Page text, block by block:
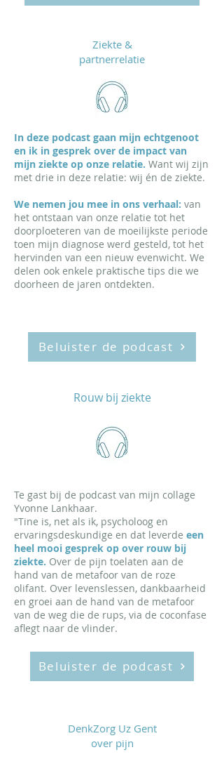
Ziekte &
partnerrelatie
In deze podcast gaan mijn echtgenoot
en ik in gesprek over de impact van
mijn ziekte op onze relatie. Want wij zijn
met drie in deze relatie: wij én de ziekte.
We nemen jou mee in ons verhaal: van
het ontstaan van onze relatie tot het
doorploeteren van de moeilijkste periode
toen mijn diagnose werd gesteld, tot het
hervinden van een nieuw evenwicht. We
delen ook enkele praktische tips die we
doorheen de jaren ontdekten.
Beluister de podcast
Rouw bij ziekte
Te gast bij de podcast van mijn collage
Yvonne Lankhaar.
"Tine is, net als ik, psycholoog en
ervaringsdeskundige en dat leverde een
heel mooi gesprek op over rouw bij
ziekte. Over de pijn toelaten aan de
hand van de metafoor van de roze
olifant. Over levenslessen, dankbaarheid
en groei aan de hand van de metafoor
van de weg die de rups, via de coconfase
aflegt naar de vlinder.
Beluister de podcast
DenkZorg Uz Gent
over pijn